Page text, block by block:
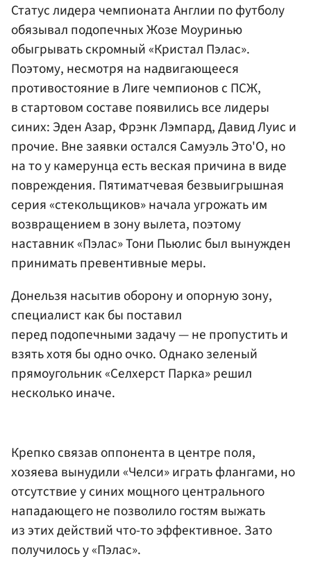
Статус лидера чемпионата Англии по футболу
обязывал подопечных Жозе Моуринью
обыгрывать скромный «Кристал Пэлас».
Поэтому, несмотря на надвигающееся
противостояние в Лиге чемпионов с ПСЖ,
в стартовом составе появились все лидеры
синих:Эден Азар, Фрэнк Лэмпард, Давид Луис и
прочие. Вне заявки остался Самуэль Это'О, но
на то у камерунца есть веская причина в виде
повреждения. Пятиматчевая безвыигрышная
серия «стекольщиков» начала угрожать им
возвращением в зону вылета, поэтому
наставник «Пэлас» Тони Пьюлис был вынужден
принимать превентивные меры.
Донельзя насытив оборону и опорную зону,
специалист как бы поставил
перед подопечными задачу — не пропустить и
взять хотя бы одно очко. Однако зеленый
прямоугольник «Селхерст Парка» решил
несколько иначе.
Крепко связав оппонента в центре поля,
хозяева вынудили «Челси» играть флангами, но
отсутствие у синих мощного центрального
нападающего не позволило гостям выжать
из этих действий что-то эффективное. Зато
получилось у «Пэлас».